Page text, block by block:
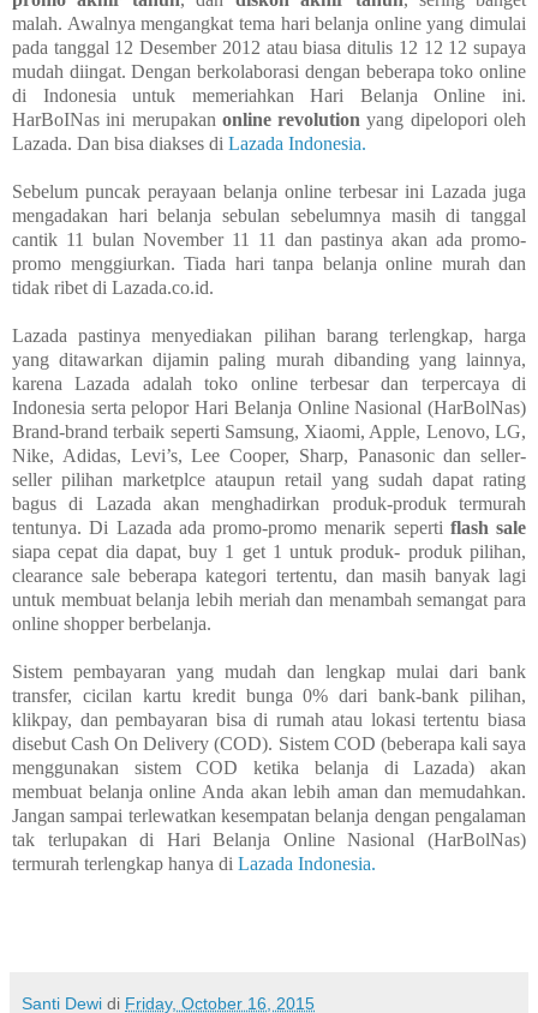
malah. Awalnya mengangkat tema hari belanja online yang dimulai
pada tanggal 12 Desember 2012 atau biasa ditulis 12 12 12 supaya
mudah diingat. Dengan berkolaborasi dengan beberapa toko online
di Indonesia untuk memeriahkan Hari Belanja Online ini.
HarBoINas ini merupakan online revolution yang dipelopori oleh
Lazada. Dan bisa diakses di Lazada Indonesia.
Sebelum puncak perayaan belanja online terbesar ini Lazada juga
mengadakan hari belanja sebulan sebelumnya masih di tanggal
cantik 11 bulan November 11 11 dan pastinya akan ada promo-
promo menggiurkan. Tiada hari tanpa belanja online murah dan
tidak ribet di Lazada.co.id.
Lazada pastinya menyediakan pilihan barang terlengkap, harga
yang ditawarkan dijamin paling murah dibanding yang lainnya,
karena Lazada adalah toko online terbesar dan terpercaya di
Indonesia serta pelopor Hari Belanja Online Nasional (HarBolNas)
Brand-brand terbaik seperti Samsung, Xiaomi, Apple, Lenovo, LG,
Nike, Adidas, Levi’s, Lee Cooper, Sharp, Panasonic dan seller-
seller pilihan marketplce ataupun retail yang sudah dapat rating
bagus di Lazada akan menghadirkan produk-produk termurah
tentunya. Di Lazada ada promo-promo menarik seperti flash sale
siapa cepat dia dapat, buy 1 get 1 untuk produk- produk pilihan,
clearance sale beberapa kategori tertentu, dan masih banyak lagi
untuk membuat belanja lebih meriah dan menambah semangat para
online shopper berbelanja.
Sistem pembayaran yang mudah dan lengkap mulai dari bank
transfer, cicilan kartu kredit bunga 0% dari bank-bank pilihan,
klikpay, dan pembayaran bisa di rumah atau lokasi tertentu biasa
disebut Cash On Delivery (COD). Sistem COD (beberapa kali saya
menggunakan sistem COD ketika belanja di Lazada) akan
membuat belanja online Anda akan lebih aman dan memudahkan.
Jangan sampai terlewatkan kesempatan belanja dengan pengalaman
tak terlupakan di Hari Belanja Online Nasional (HarBolNas)
termurah terlengkap hanya di Lazada Indonesia.
Santi Dewi di Friday, October 16, 2015